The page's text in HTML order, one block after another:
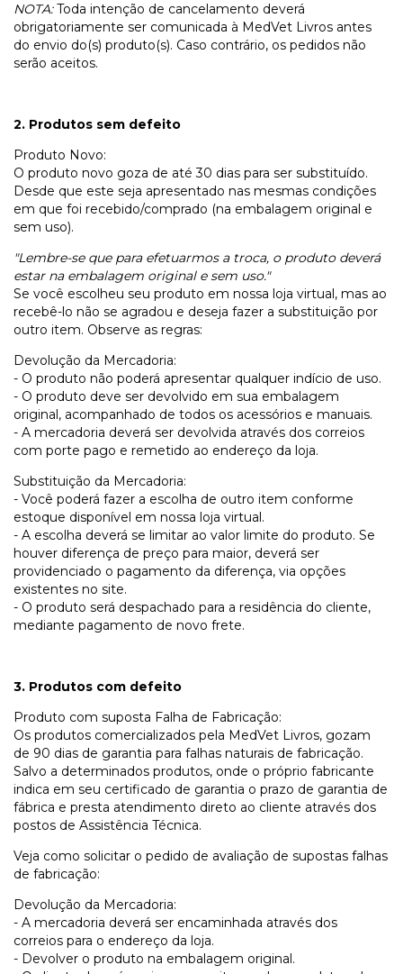
NOTA:Toda intenção de cancelamento deverá
obrigatoriamente ser comunicada à MedVet Livros antes
do envio do(s) produto(s). Caso contrário, os pedidos não
serão aceitos.
2. Produtos sem defeito
Produto Novo:
O produto novo goza de até 30 dias para ser substituído.
Desde que este seja apresentado nas mesmas condições
em que foi recebido/comprado (na embalagem original e
sem uso).
"Lembre-se que para efetuarmos a troca, o produto deverá
estar na embalagem original e sem uso."
Se você escolheu seu produto em nossa loja virtual, mas ao
recebê-lo não se agradou e deseja fazer a substituição por
outro item. Observe as regras:
Devolução da Mercadoria:
- O produto não poderá apresentar qualquer indício de uso.
- O produto deve ser devolvido em sua embalagem
original, acompanhado de todos os acessórios e manuais.
- A mercadoria deverá ser devolvida através dos correios
com porte pago e remetido ao endereço da loja.
Substituição da Mercadoria:
- Você poderá fazer a escolha de outro item conforme
estoque disponível em nossa loja virtual.
- A escolha deverá se limitar ao valor limite do produto. Se
houver diferença de preço para maior, deverá ser
providenciado o pagamento da diferença, via opções
existentes no site.
- O produto será despachado para a residência do cliente,
mediante pagamento de novo frete.
3. Produtos com defeito
Produto com suposta Falha de Fabricação:
Os produtos comercializados pela MedVet Livros, gozam
de 90 dias de garantia para falhas naturais de fabricação.
Salvo a determinados produtos, onde o próprio fabricante
indica em seu certificado de garantia o prazo de garantia de
fábrica e presta atendimento direto ao cliente através dos
postos de Assistência Técnica.
Veja como solicitar o pedido de avaliação de supostas falhas
de fabricação:
Devolução da Mercadoria:
- A mercadoria deverá ser encaminhada através dos
correios para o endereço da loja.
- Devolver o produto na embalagem original.